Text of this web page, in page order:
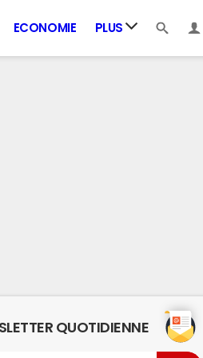
ECONOMIE PLUS
QUOTIDIENNE